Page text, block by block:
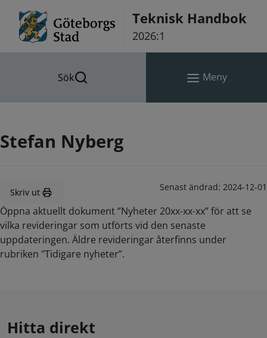
Teknisk Handbok
2026:1
Sök Meny
Stefan Nyberg
Skriv ut Senast ändrad: 2024-12-01
Öppna aktuellt dokument ”Nyheter 20xx-xx-xx” för att se
vilka revideringar som utförts vid den senaste
uppdateringen. Äldre revideringar återfinns under
rubriken "Tidigare nyheter”.
Hitta direkt